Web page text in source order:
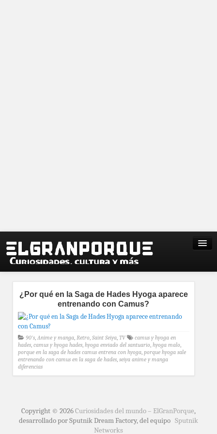
¿Por qué en la Saga de Hades Hyoga aparece
entrenando con Camus?
90's, Anime y manga, Retro, Saint Seiya, TV
camus y hyoga en
hades, camus y hyoga hades, hyoga enviado del santuario, hyoga malo,
porque en la saga de hades camus entrena con hyoga, porque hyoga sale
entrenando con camus en la saga de hades, seiya anime y manga
diferencias
Copyright © 2026Curiosidades del mundo – ElGranPorque,
desarrollado por Sputnik Dream Factory, del equipo Sputnik
Networks